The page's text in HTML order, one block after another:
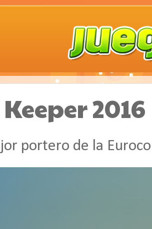
2016
portero de la